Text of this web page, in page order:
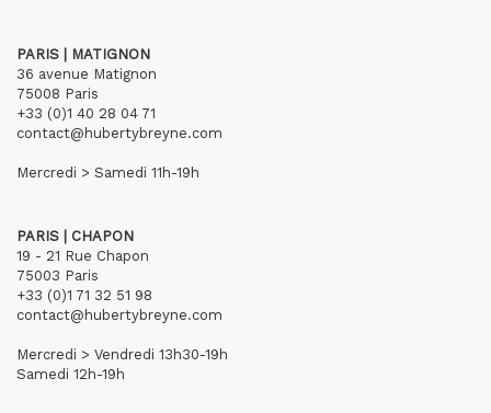
PARIS | MATIGNON
36 avenue Matignon
75008 Paris
+33 (0)1 40 28 04 71
contact@hubertybreyne.com
Mercredi > Samedi 11h-19h
PARIS | CHAPON
19 - 21 Rue Chapon
75003 Paris
+33 (0)1 71 32 51 98
contact@hubertybreyne.com
Mercredi > Vendredi 13h30-19h
Samedi 12h-19h